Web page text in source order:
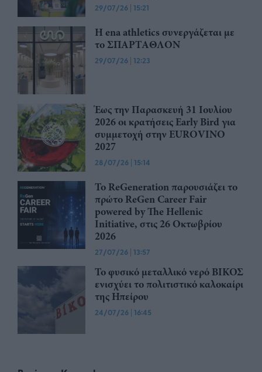
29/07/26 | 15:21
Η ena athletics συνεργάζεται με
το ΣΠΑΡΤΑΘΛΟΝ
29/07/26 | 12:23
Έως την Παρασκευή 31 Ιουλίου
2026 οι κρατήσεις Early Bird για
συμμετοχή στην EUROVINO
2027
28/07/26 | 15:14
Το ReGeneration παρουσιάζει το
πρώτο ReGen Career Fair
powered by The Hellenic
Initiative, στις 26 Οκτωβρίου
2026
27/07/26 | 13:57
Το φυσικό μεταλλικό νερό ΒΙΚΟΣ
ενισχύει το πολιτιστικό καλοκαίρι
της Ηπείρου
24/07/26 | 16:45